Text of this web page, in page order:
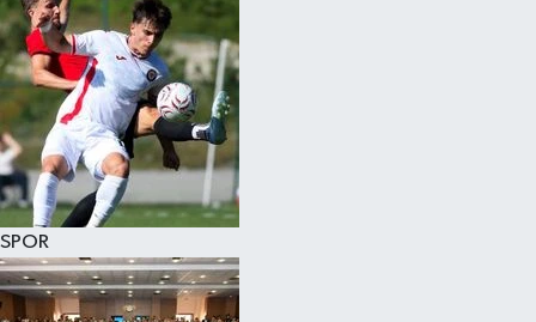
SPOR
YAŞAM